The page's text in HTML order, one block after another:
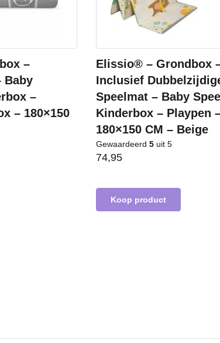
–
Baby
–
– 180×150
Elissio® – Grondbox
Inclusief
Speelmat – Baby
Kinderbox – Playpen
180×150 CM – Beige
Gewaardeerd 5 uit 5
74,95
Koop product